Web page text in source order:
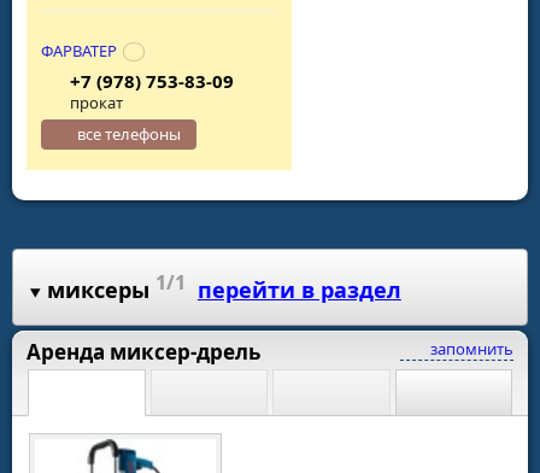
ФАРВАТЕР
+7 (978) 753-83-09
прокат
все телефоны
миксеры 1/1 перейти в раздел
запомнить
Аренда миксер-дрель